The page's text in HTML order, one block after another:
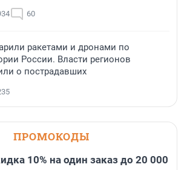
60
ракетами и дронами по
России. Власти регионов
о пострадавших
ПРОМОКОДЫ
10% на один заказ до 20 000